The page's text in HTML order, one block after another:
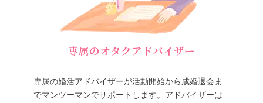
専属のオタクアドバイザー
専属の婚活アドバイザーが活動開始から成婚退会ま
でマンツーマンでサポートします。アドバイザーは